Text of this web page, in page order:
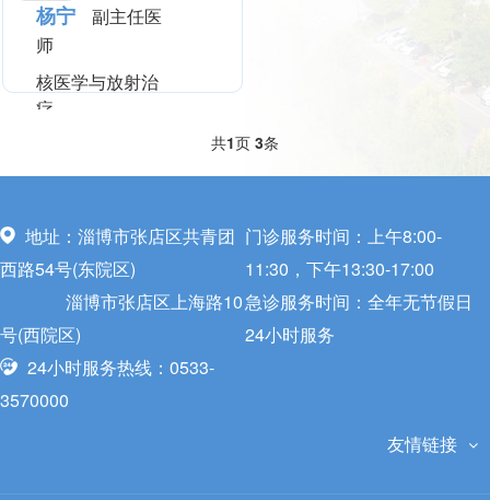
杨宁
副主任医
师
核医学与放射治
疗
SPECT/CT诊断，
共1页 3条
地址：淄博市张店区共青团
西路54号(东院区)
淄博市张店区上海路10
号(西院区)
24小时服务热线：0533-
3570000
门诊服务时间：上午8:00-
11:30，下午13:30-17:00
急诊服务时间：全年无节假日
24小时服务
友情链接